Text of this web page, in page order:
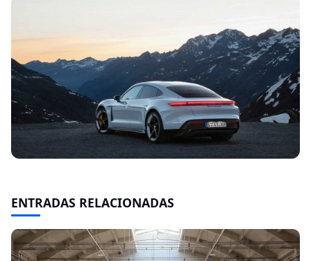
ENTRADAS RELACIONADAS